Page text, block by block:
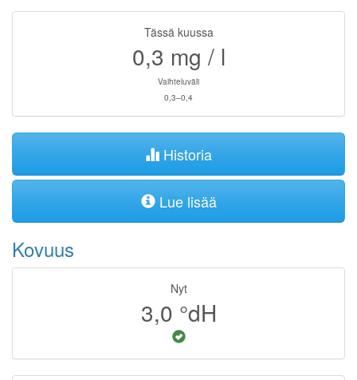
Tässä kuussa
0,3 mg / l
Vaihteluväli
0,3–0,4
Historia
Lue lisää
Kovuus
Nyt
3,0 °dH